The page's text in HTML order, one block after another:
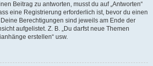
Beitrag zu antworten, musst du auf „Antworten“
eine Registrierung erforderlich ist, bevor du einen
Berechtigungen sind jeweils am Ende der
aufgelistet. Z. B. „Du darfst neue Themen
erstellen“ usw.